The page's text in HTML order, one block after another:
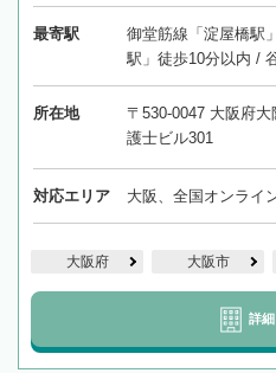
最寄駅
御堂筋線「淀屋橋駅
駅」徒歩10分以内 /
所在地
〒530-0047 大阪府
護士ビル301
対応エリア 大阪、全国オンライ
大阪府 大阪市
詳